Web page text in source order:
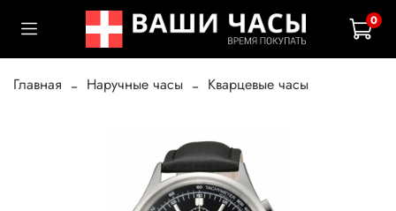
0
Главная Наручные часы Кварцевые часы